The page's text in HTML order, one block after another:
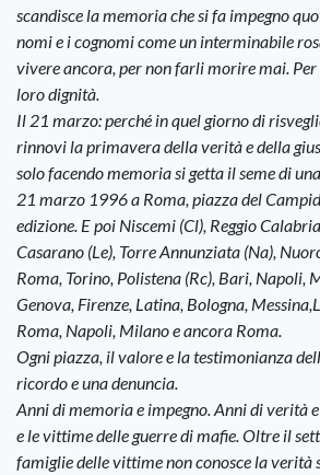
scandisce la memoria che si fa impegno
nomi e i cognomi come un interminabile
vivere ancora, per non farli morire mai.
loro dignità.
Il 21 marzo: perché in quel giorno di
rinnovi la primavera della verità e della
solo facendo memoria si getta il seme di
21 marzo 1996 a Roma, piazza del
edizione. E poi Niscemi (Cl), Reggio
Casarano (Le), Torre Annunziata (Na),
Roma, Torino, Polistena (Rc), Bari, Napoli,
Genova, Firenze, Latina, Bologna,
Roma, Napoli, Milano e ancora Roma.
Ogni piazza, il valore e la testimonianza
ricordo e una denuncia.
Anni di memoria e impegno. Anni di verità
e le vittime delle guerre di mafie. Oltre il
famiglie delle vittime non conosce la verità